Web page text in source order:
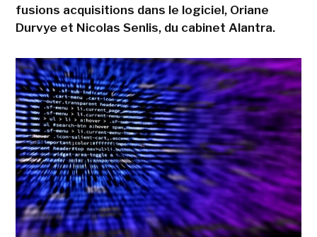
fusions acquisitions dans le logiciel, Oriane
Durvye et Nicolas Senlis, du cabinet Alantra.